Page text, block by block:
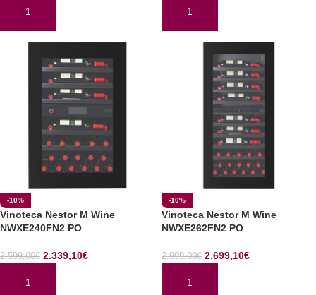
AÑADIR AL CARRITO AÑADIR AL CARRITO
-10%
Vinoteca Nestor M Wine
NWXE240FN2 PO
2.599,00€ 2.339,10€
AÑADIR AL CARRITO
-10%
Vinoteca Nestor M Wine
NWXE262FN2 PO
2.999,00€ 2.699,10€
AÑADIR AL CARRITO